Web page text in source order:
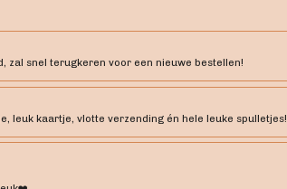
t
A
p
p
zal snel terugkeren voor een nieuwe bestellen!
leuk kaartje, vlotte verzending én hele leuke spulletjes!